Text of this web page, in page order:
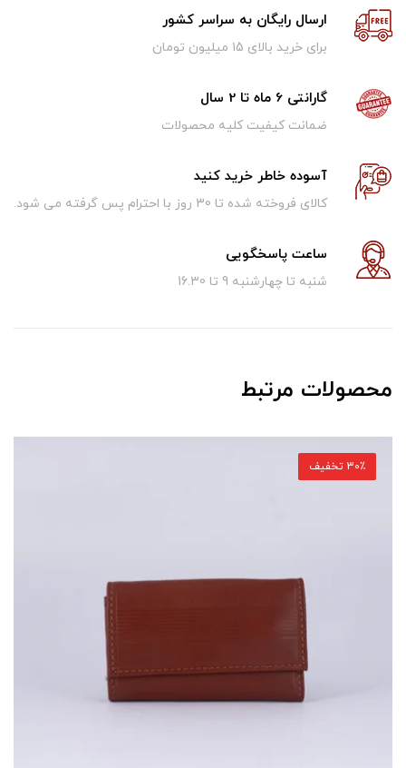
ارسال رایگان به سراسر کشور
برای خرید بالای ۱5 میلیون تومان
گارانتی 6 ماه تا 2 سال
ضمانت کیفیت کلیه محصولات
آسوده خاطر خرید کنید
کالای فروخته شده تا 30 روز با احترام پس گرفته می شود.
ساعت پاسخگویی
شنبه تا چهارشنبه 9 تا 16.30
محصولات مرتبط
30٪ تخفیف